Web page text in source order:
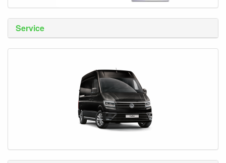
Service